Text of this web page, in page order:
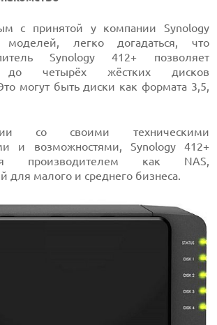
с принятой у компании Synology
моделей, легко догадаться, что
Synology 412+ позволяет
до четырёх жёстких дисков
могут быть диски как формата 3,5,
со своими техническими
и возможностями, Synology 412+
производителем как NAS,
для малого и среднего бизнеса.